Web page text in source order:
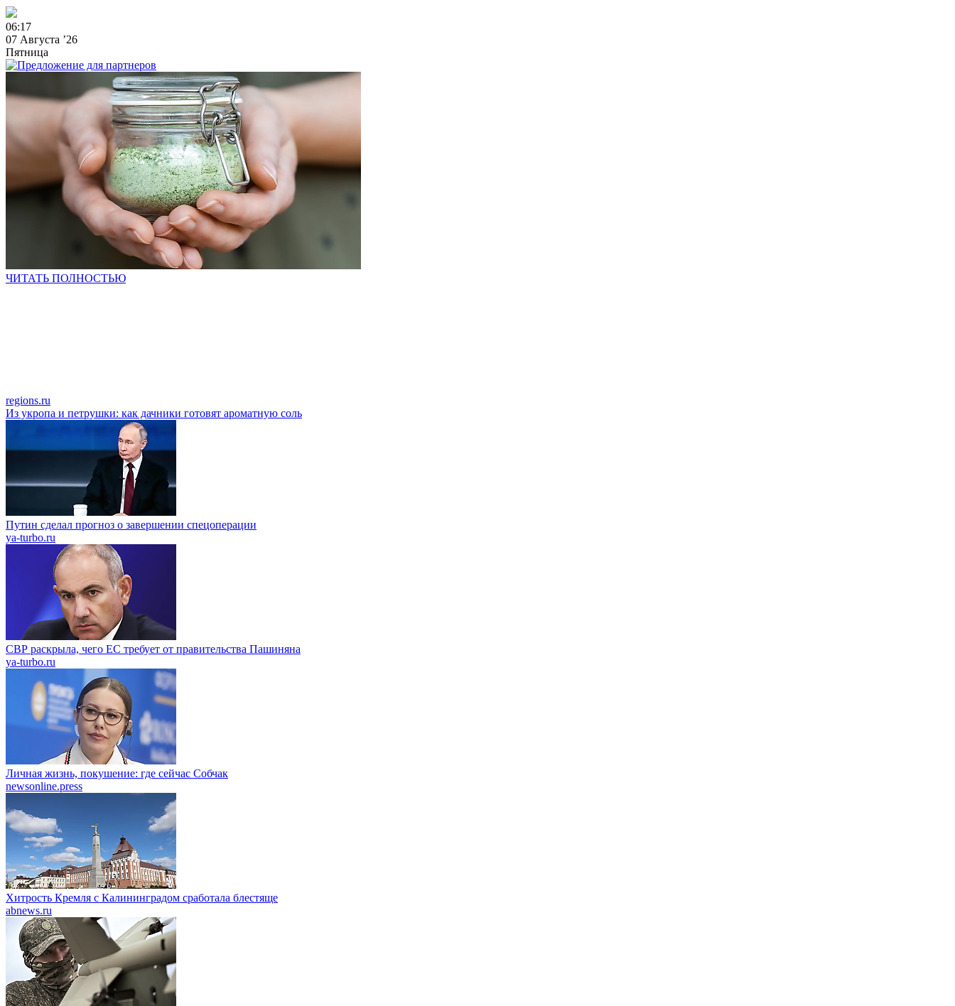
06:1 7
07 Августа ’26
Пятница
ЧИТАТЬ ПОЛНОСТЬЮ
regions.ru
Из укропа и петрушки: как дачники готовят ароматную соль
Путин сделал прогноз о завершении спецоперации
ya-turbo.ru
СВР раскрыла, чего ЕС требует от правительства Пашиняна
ya-turbo.ru
Личная жизнь, покушение: где сейчас Собчак
newsonline.press
Хитрость Кремля с Калининградом сработала блестяще
abnews.ru